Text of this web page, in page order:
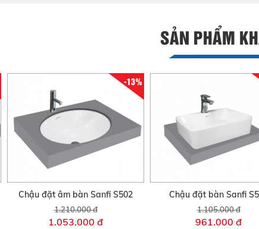
SẢN PHẨM
-13%
Chậu đặt âm bàn Sanfi S502
1.210.000 đ
1.053.000 đ
Chậu đặt bàn Sanfi
1.105.000 đ
961.000 đ